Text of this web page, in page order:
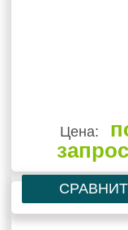
Цена: